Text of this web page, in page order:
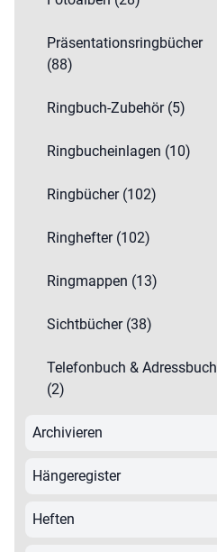
Ordner
Register & Trennblätter
Präsentationsringbücher
(88)
Ringbuch-Zubehör (5)
Ringbucheinlagen (10)
Ringbücher (102)
Ringhefter (102)
Ringmappen (13)
Sichtbücher (38)
Telefonbuch & Adressbuch
(2)
Archivieren
Hängeregister
Heften